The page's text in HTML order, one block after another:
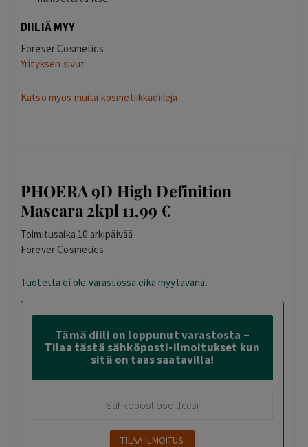
DIILIÄ MYY
Forever Cosmetics
Yrityksen sivut
Katso myös muita kosmetiikkadiilejä.
PHOERA 9D High Definition
Mascara 2kpl 11,99 €
Toimitusaika 10 arkipäivää
Forever Cosmetics
Tuotetta ei ole varastossa eikä myytävänä.
Tämä diili on loppunut varastosta –
Tilaa tästä sähköposti-ilmoitukset kun
sitä on taas saatavilla!